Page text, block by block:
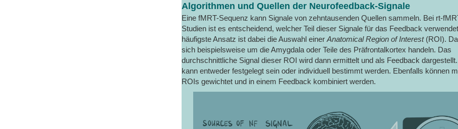
Algorithmen und Quellen der Neurofeedback-Signale
Eine fMRT-Sequenz kann Signale von zehntausenden Quellen sammeln. Bei rt-
Studien ist es entscheidend, welcher Teil dieser Signale für das Feedback
häufigste Ansatz ist dabei die Auswahl einer Anatomical Region of Interest(ROI).
sich beispielsweise um die Amygdala oder Teile des Präfrontalkortex handeln. Das
durchschnittliche Signal dieser ROI wird dann ermittelt und als Feedback
kann entweder festgelegt sein oder individuell bestimmt werden. Ebenfalls können
ROIs gewichtet und in einem Feedback kombiniert werden.